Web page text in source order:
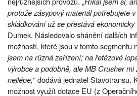
protože zásypový materiál potřebujete
skládkování už se přestává ekonomicky
Dumek. Následovalo shánění dalších
možností, které jsou v tomto segmentu
jsem na různá zařízení; na řetězové
výrobce a podobně, ale MB Crusher
nejlépe,” dodává jednatel Stavotransu.
možnost využít dotace EU (z